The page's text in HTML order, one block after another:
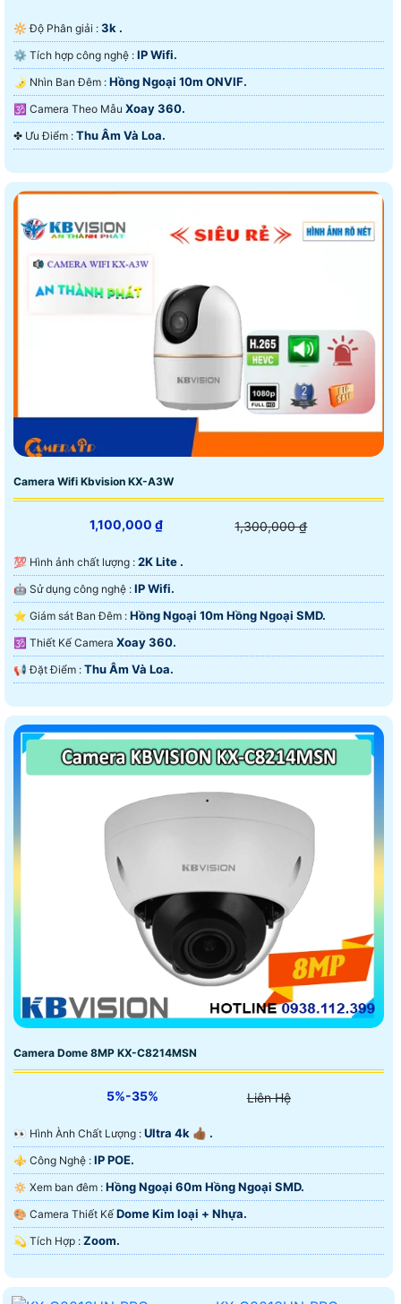
🔆 Độ Phân giải : 3k .
⚙ Tích hợp công nghệ : IP Wifi.
🌛 Nhìn Ban Đêm : Hồng Ngoại 10m ONVIF.
🕉️ Camera Theo Mẫu Xoay 360.
️✤ Ưu Điểm : Thu Âm Và Loa.
Camera Wifi Kbvision KX-A3W
1,100,000 ₫ 1,300,000 ₫
💯 Hình ảnh chất lượng : 2K Lite .
🤖️ Sử dụng công nghệ : IP Wifi.
⭐ Giám sát Ban Đêm : Hồng Ngoại 10m Hồng Ngoại SMD.
🕉️ Thiết Kế Camera Xoay 360.
️📢 Đặt Điểm : Thu Âm Và Loa.
Camera Dome 8MP KX-C8214MSN
5%-35% Liên Hệ
️👀 Hình Ành Chất Lượng : Ultra 4k 👍🏾 .
⚜️ Công Nghệ : IP POE.
🔅 Xem ban đêm : Hồng Ngoại 60m Hồng Ngoại SMD.
🎨 Camera Thiết Kế Dome Kim loại + Nhựa.
️💫 Tích Hợp : Zoom.